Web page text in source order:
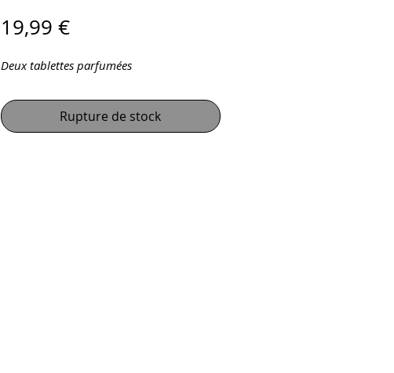
19,99 €Prix
Deux tablettes parfumées
Rupture de stock